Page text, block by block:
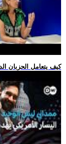
.. كيف يتعامل